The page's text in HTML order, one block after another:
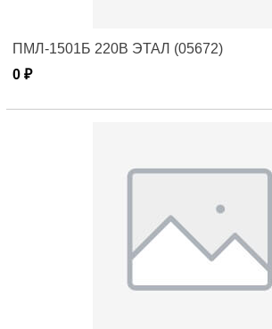
ПМЛ-1501Б 220В ЭТАЛ (05672)
0 ₽